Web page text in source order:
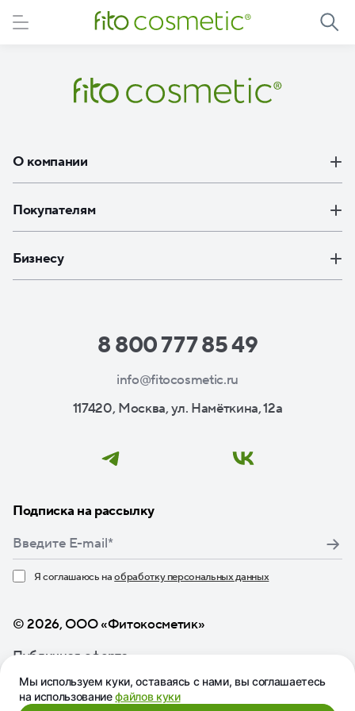
Элемент не найден
О компании
Покупателям
Бизнесу
8 800 777 85 49
info@fitocosmetic.ru
117420, Москва, ул. Намёткина, 12а
Подписка на рассылку
Я соглашаюсь наобработку персональных данных
© 2026, ООО «Фитокосметик»
Публичная оферта
Мы используем куки, оставаясь с нами, вы соглашаетесь
на использованиефайлов куки